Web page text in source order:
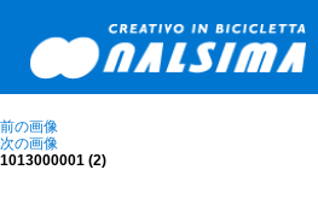
前の画像
次の画像
1013000001 (2)